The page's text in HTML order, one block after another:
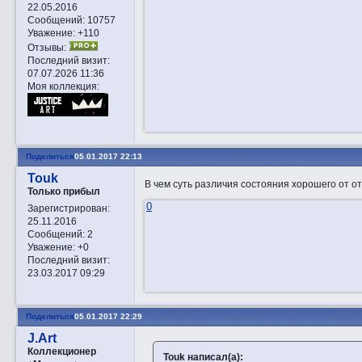
22.05.2016
Сообщений:10757
Уважение: +110
Отзывы:
Последний визит:
07.07.2026 11:36
Моя коллекция:
Поделиться05.01.2017 22:13
Touk
Только прибыл
Зарегистрирован:
25.11.2016
Сообщений:2
Уважение: +0
Последний визит:
23.03.2017 09:29
В чем суть различия состояния хорошего от
0
Поделиться05.01.2017 22:29
J.Art
Коллекционер
Touk написал(а):